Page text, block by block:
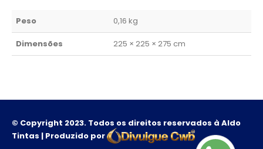
Peso 0,16 kg
Dimensões 225 × 225 × 275 cm
© Copyright 2023. Todos os direitos reservados à Aldo
Tintas | Produzido por